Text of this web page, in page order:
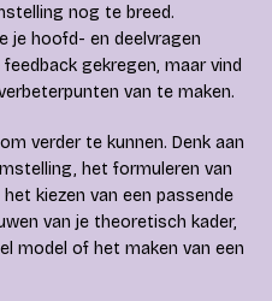
nog te breed.
je hoofd- en deelvragen
gekregen, maar vind
van te maken.
verder te kunnen. Denk aan
het formuleren van
kiezen van een passende
van je theoretisch kader,
model of het maken van een